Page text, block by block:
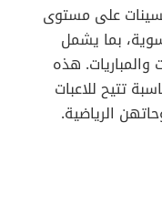
على مستوى
بما يشمل
والمباريات. هذه
تتيح للاعبات
الرياضية.